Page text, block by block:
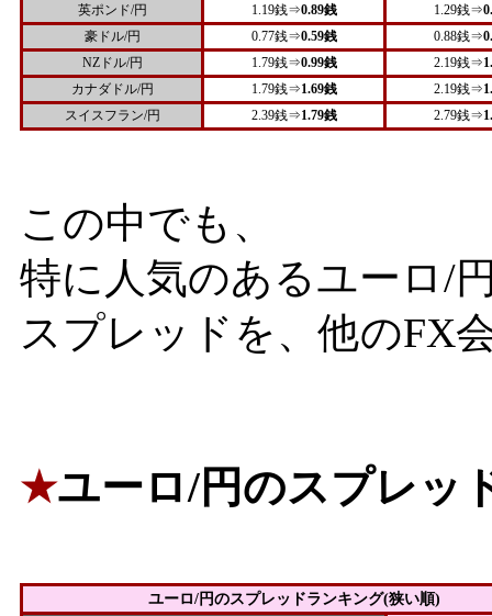
英ポンド/円
1.19銭⇒0.89銭 1.29銭⇒
豪ドル/円
0.77銭⇒0.59銭 0.88銭⇒
NZドル/円
1.79銭⇒0.99銭 2.19銭⇒
カナダドル/円
1.79銭⇒1.69銭 2.19銭⇒
スイスフラン/円
2.39銭⇒1.79銭 2.79銭⇒
この中でも、
特に人気のあるユーロ/
スプレッドを、他のFX
★ユーロ/円のスプレッ
ユーロ/円のスプレッドランキング(狭い順)